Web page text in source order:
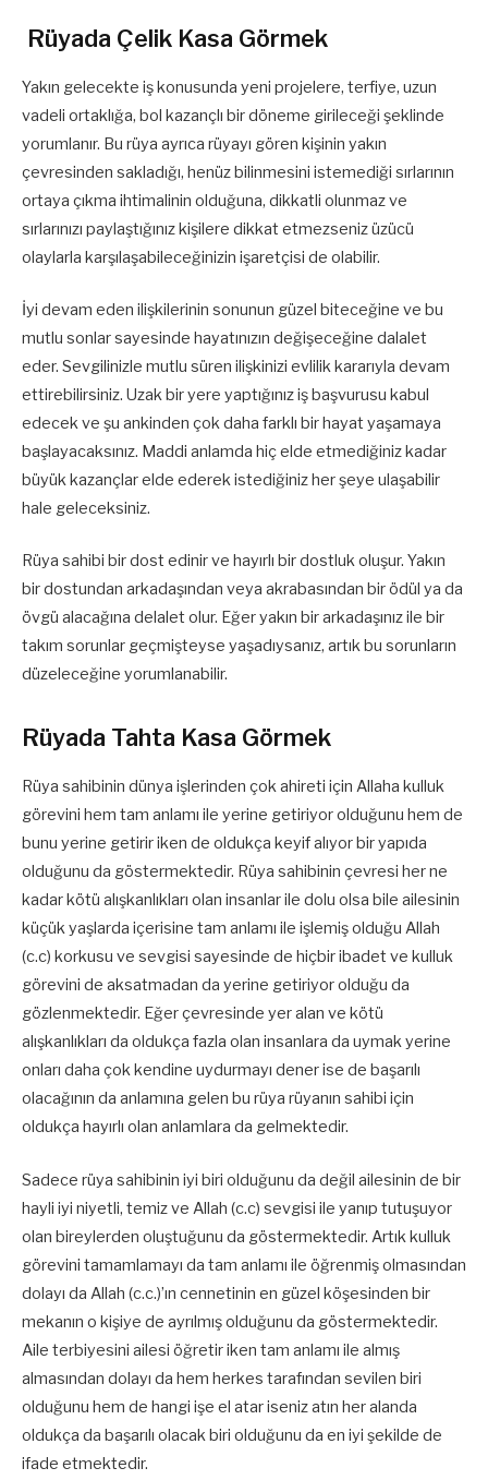
Rüyada Çelik Kasa Görmek
Yakın gelecekte iş konusunda yeni projelere, terfiye, uzun
vadeli ortaklığa, bol kazançlı bir döneme girileceği şeklinde
yorumlanır. Bu rüya ayrıca rüyayı gören kişinin yakın
çevresinden sakladığı, henüz bilinmesini istemediği sırlarının
ortaya çıkma ihtimalinin olduğuna, dikkatli olunmaz ve
sırlarınızı paylaştığınız kişilere dikkat etmezseniz üzücü
olaylarla karşılaşabileceğinizin işaretçisi de olabilir.
İyi devam eden ilişkilerinin sonunun güzel biteceğine ve bu
mutlu sonlar sayesinde hayatınızın değişeceğine dalalet
eder. Sevgilinizle mutlu süren ilişkinizi evlilik kararıyla devam
ettirebilirsiniz. Uzak bir yere yaptığınız iş başvurusu kabul
edecek ve şu ankinden çok daha farklı bir hayat yaşamaya
başlayacaksınız. Maddi anlamda hiç elde etmediğiniz kadar
büyük kazançlar elde ederek istediğiniz her şeye ulaşabilir
hale geleceksiniz.
Rüya sahibi bir dost edinir ve hayırlı bir dostluk oluşur. Yakın
bir dostundan arkadaşından veya akrabasından bir ödül ya da
övgü alacağına delalet olur. Eğer yakın bir arkadaşınız ile bir
takım sorunlar geçmişteyse yaşadıysanız, artık bu sorunların
düzeleceğine yorumlanabilir.
Rüyada Tahta Kasa Görmek
Rüya sahibinin dünya işlerinden çok ahireti için Allaha kulluk
görevini hem tam anlamı ile yerine getiriyor olduğunu hem de
bunu yerine getirir iken de oldukça keyif alıyor bir yapıda
olduğunu da göstermektedir. Rüya sahibinin çevresi her ne
kadar kötü alışkanlıkları olan insanlar ile dolu olsa bile ailesinin
küçük yaşlarda içerisine tam anlamı ile işlemiş olduğu Allah
(c.c) korkusu ve sevgisi sayesinde de hiçbir ibadet ve kulluk
görevini de aksatmadan da yerine getiriyor olduğu da
gözlenmektedir. Eğer çevresinde yer alan ve kötü
alışkanlıkları da oldukça fazla olan insanlara da uymak yerine
onları daha çok kendine uydurmayı dener ise de başarılı
olacağının da anlamına gelen bu rüya rüyanın sahibi için
oldukça hayırlı olan anlamlara da gelmektedir.
Sadece rüya sahibinin iyi biri olduğunu da değil ailesinin de bir
hayli iyi niyetli, temiz ve Allah (c.c) sevgisi ile yanıp tutuşuyor
olan bireylerden oluştuğunu da göstermektedir. Artık kulluk
görevini tamamlamayı da tam anlamı ile öğrenmiş olmasından
dolayı da Allah (c.c.)’ın cennetinin en güzel köşesinden bir
mekanın o kişiye de ayrılmış olduğunu da göstermektedir.
Aile terbiyesini ailesi öğretir iken tam anlamı ile almış
almasından dolayı da hem herkes tarafından sevilen biri
olduğunu hem de hangi işe el atar iseniz atın her alanda
oldukça da başarılı olacak biri olduğunu da en iyi şekilde de
ifade etmektedir.